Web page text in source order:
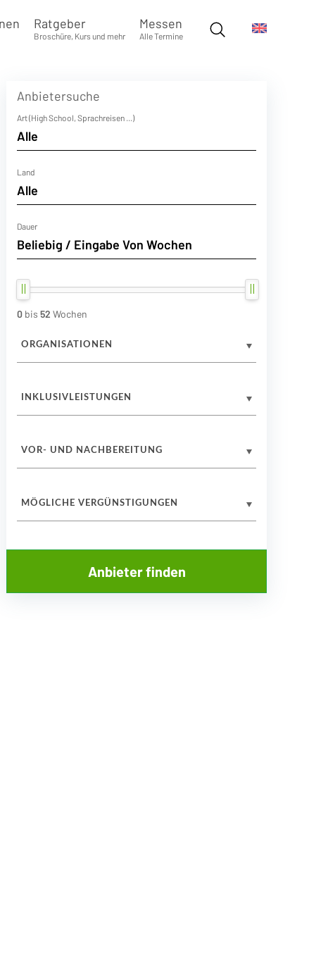
Ratgeber
Broschüre, Kurs und mehr
Messen
Alle Termine
Anbietersuche
Art (High School, Sprachreisen ...)
Land
Dauer
0 bis 52 Wochen
ORGANISATIONEN
INKLUSIVLEISTUNGEN
VOR- UND NACHBEREITUNG
MÖGLICHE VERGÜNSTIGUNGEN